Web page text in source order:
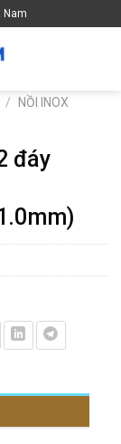
Nam
/ NỒI INOX
đáy